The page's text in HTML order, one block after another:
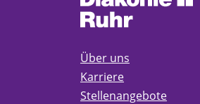
Über uns
Karriere
Stellenangebote